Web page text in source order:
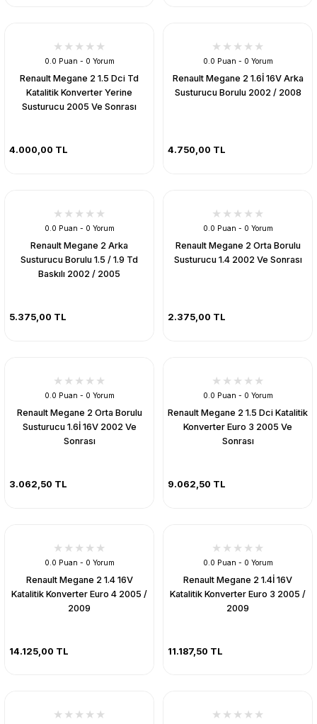
0.0 Puan - 0 Yorum
Renault Megane 2 1.5 Dci Td
Katalitik Konverter Yerine
Susturucu 2005 Ve Sonrası
4.000,00 TL
0.0 Puan - 0 Yorum
Renault Megane 2 1.6İ 16V Arka
Susturucu Borulu 2002 / 2008
4.750,00 TL
0.0 Puan - 0 Yorum
Renault Megane 2 Arka
Susturucu Borulu 1.5 / 1.9 Td
Baskılı 2002 / 2005
5.375,00 TL
0.0 Puan - 0 Yorum
Renault Megane 2 Orta Borulu
Susturucu 1.4 2002 Ve Sonrası
2.375,00 TL
0.0 Puan - 0 Yorum
Renault Megane 2 Orta Borulu
Susturucu 1.6İ 16V 2002 Ve
Sonrası
3.062,50 TL
0.0 Puan - 0 Yorum
Renault Megane 2 1.5 Dci Katalitik
Konverter Euro 3 2005 Ve
Sonrası
9.062,50 TL
0.0 Puan - 0 Yorum
Renault Megane 2 1.4 16V
Katalitik Konverter Euro 4 2005 /
2009
14.125,00 TL
0.0 Puan - 0 Yorum
Renault Megane 2 1.4İ 16V
Katalitik Konverter Euro 3 2005 /
2009
11.187,50 TL